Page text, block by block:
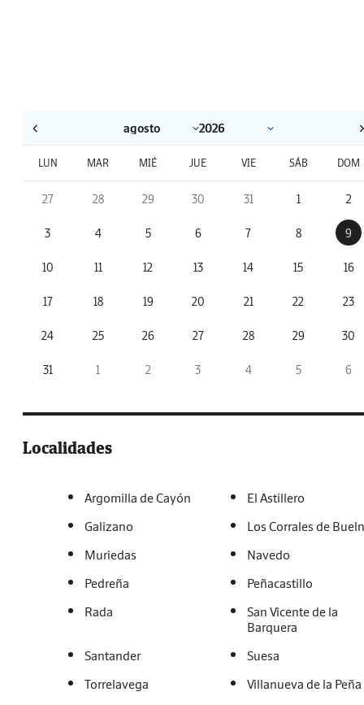
LUN MAR MIÉ JUE VIE SÁB DOM
27 28 29 30 31 1 2
3 4 5 6 7 8 9
10 11 12 13 14 15 16
17 18 19 20 21 22 23
24 25 26 27 28 29 30
31 1 2 3 4 5 6
Localidades
Argomilla de Cayón
El Astillero
Galizano
Los Corrales de
Muriedas
Navedo
Pedreña
Peñacastillo
Rada
San Vicente de la
Barquera
Santander
Suesa
Torrelavega
Villanueva de la Peña